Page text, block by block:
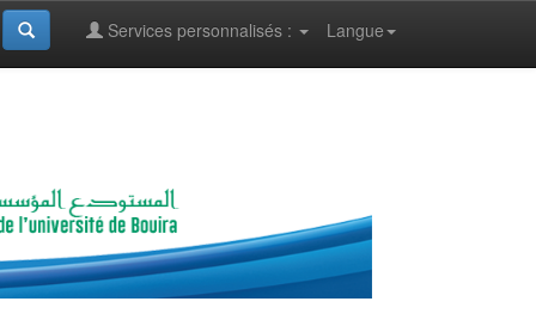
Langue
Services personnalisés :